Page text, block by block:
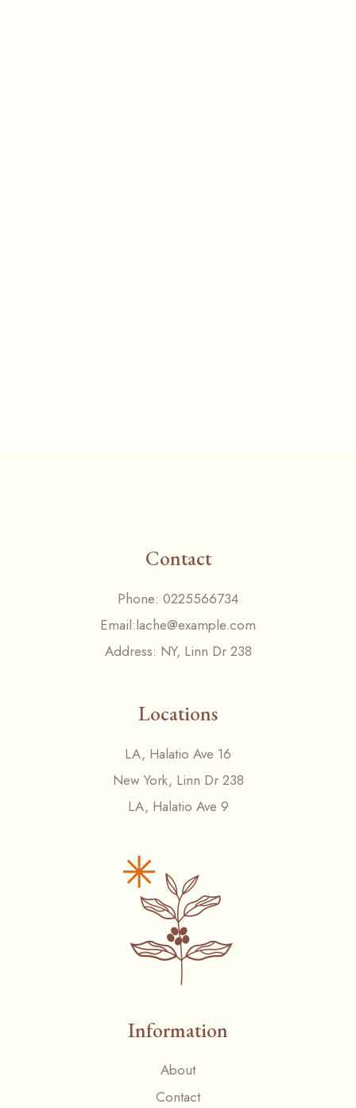
Contact
Phone: 0225566734
Email:lache@example.com
Address: NY, Linn Dr 238
Locations
LA, Halatio Ave 16
New York, Linn Dr 238
LA, Halatio Ave 9
Information
About
Contact